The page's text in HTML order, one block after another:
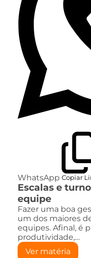
WhatsApp Copiar
Escalas e
equipe
Fazer uma boa
um dos maiores
equipes. Afinal, é
produtividade,…
Ver matéria